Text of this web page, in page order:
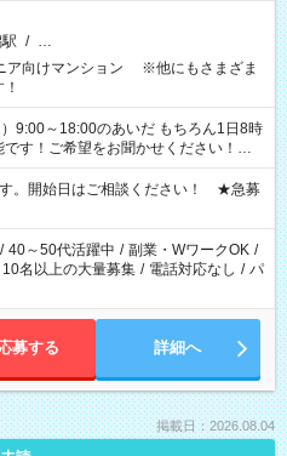
/ …
ア向けマンション ※他にもさまざま
9:00～18:00のあいだ もちろん1日8時
です！ご希望をお聞かせください！★
な場合も遠慮なくご相談ください。
務が必要です
。開始日はご相談ください！ ★急募
/ 40～50代活躍中 / 副業・WワークOK /
10名以上の大量募集 / 電話対応なし / パ
募する 詳細へ
掲載日：2026.08.04